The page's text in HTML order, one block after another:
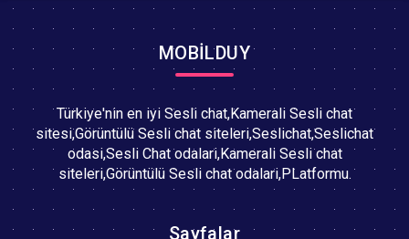
MOBİLDUY
Türkiye'nin en iyi Sesli chat,Kamerali Sesli chat
sitesi,Görüntülü Sesli chat siteleri,Seslichat,Seslichat
odasi,Sesli Chat odalari,Kamerali Sesli chat
siteleri,Görüntülü Sesli chat odalari,PLatformu.
Sayfalar